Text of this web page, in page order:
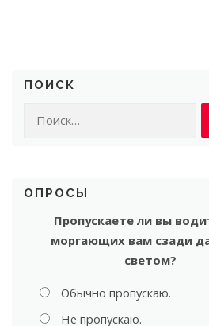
ПОИСК
ОПРОСЫ
Пропускаете ли вы
моргающих вам сзади
светом?
Обычно пропускаю.
Не пропускаю.